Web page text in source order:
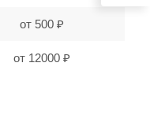
от 500 ₽
от 12000 ₽